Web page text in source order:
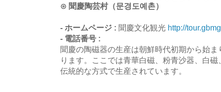
⊙ 聞慶陶芸村（문경도예촌）
- ホームページ : 聞慶文化観光 http://
- 電話番号 :
聞慶の陶磁器の生産は朝鮮時代初期から始
ります。ここでは青華白磁、粉青沙器、白
伝統的な方式で生産されています。